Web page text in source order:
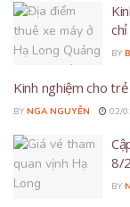
BY
Kinh nghiệm cho
BY NGA NGUYỄN 02/
8/
BY